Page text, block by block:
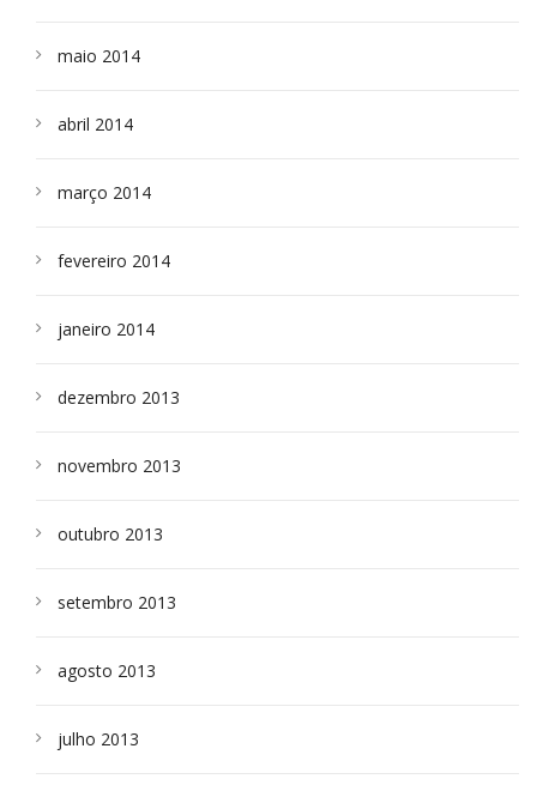
maio 2014
abril 2014
março 2014
fevereiro 2014
janeiro 2014
dezembro 2013
novembro 2013
outubro 2013
setembro 2013
agosto 2013
julho 2013